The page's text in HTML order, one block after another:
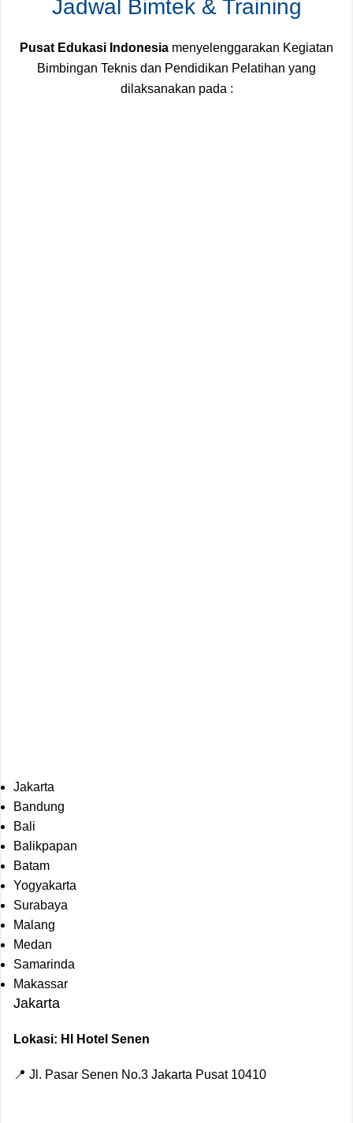
Jadwal Bimtek & Training
Pusat Edukasi Indonesia menyelenggarakan Kegiatan
Bimbingan Teknis dan Pendidikan Pelatihan yang
dilaksanakan pada :
Jakarta
Bandung
Bali
Balikpapan
Batam
Yogyakarta
Surabaya
Malang
Medan
Samarinda
Makassar
Jakarta
Lokasi: HI Hotel Senen
📍 Jl. Pasar Senen No.3 Jakarta Pusat 10410